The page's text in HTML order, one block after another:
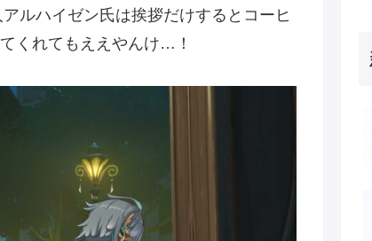
ルハイゼン氏は挨拶だけするとコーヒ
くれてもええやんけ…！